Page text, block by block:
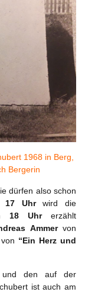
1968 in Berg,
Bergerin
dürfen also schon
17 Uhrwird die
18 Uhrerzählt
Ammervon
“Ein Herz und
und den auf der
ist auch am